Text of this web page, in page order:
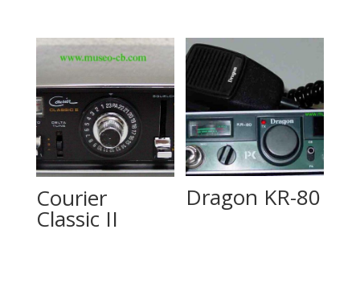
Courier
Classic II
Dragon KR-80